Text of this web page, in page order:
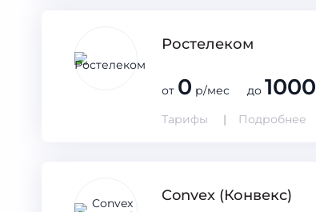
Ростелеком
от 0 р/мес до 1000
Тарифы
Подробнее
Convex (Конвекс)